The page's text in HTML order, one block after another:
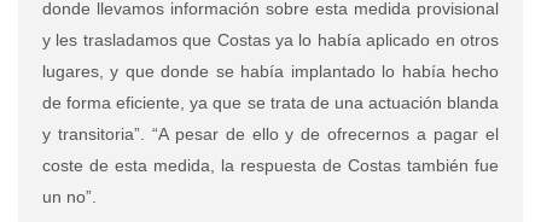
donde llevamos información sobre esta medida provisional
y les trasladamos que Costas ya lo había aplicado en otros
lugares, y que donde se había implantado lo había hecho
de forma eficiente, ya que se trata de una actuación blanda
y transitoria”. “A pesar de ello y de ofrecernos a pagar el
coste de esta medida, la respuesta de Costas también fue
un no”.